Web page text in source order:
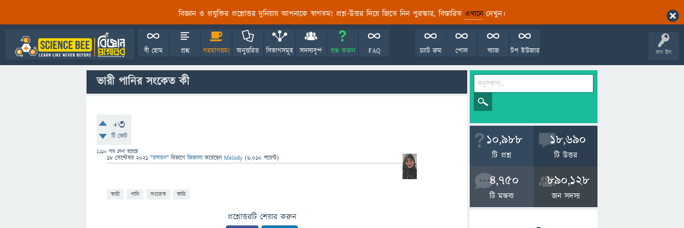
বিজ্ঞান ও প্রযুক্তির প্রশ্নোত্তর দুনিয়ায় আপনাকে স্বাগতম! প্রশ্ন-উত্তর দিয়ে জিতে নিন পুরস্কার, বিস্তারিত এখানেদেখুন।
লগ ইন
বী হোম প্রশ্ন গরমাগরম! অনুত্তরিত বিভাগসমূহ সদস্যবৃন্দ প্রশ্ন করুন FAQ টপ ইউজার
ব্যাজ
পোল
চ্যাট রুম
ভারী পানির সংকেত কী
+3
টি ভোট
1,110 বার দেখা হয়েছে
18 সেপ্টেম্বর 2021 "রসায়ন" বিভাগে জিজ্ঞাসাকরেছেনMelody (6,010 পয়েন্ট)
ভারী পানি সংকেত ভারি
প্রশ্নোত্তরটি শেয়ার করুন
10,988
টি প্রশ্ন
18,690
টি উত্তর
4,750
টি মন্তব্য
890,128
জন সদস্য